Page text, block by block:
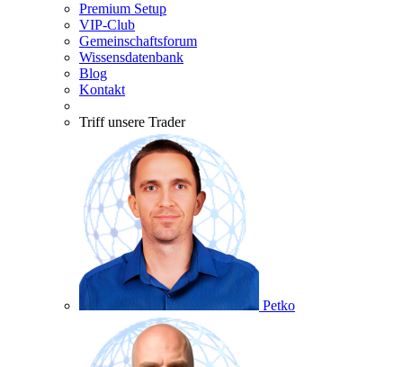
Premium Setup
VIP-Club
Gemeinschaftsforum
Wissensdatenbank
Blog
Kontakt
Triff unsere Trader
Petko